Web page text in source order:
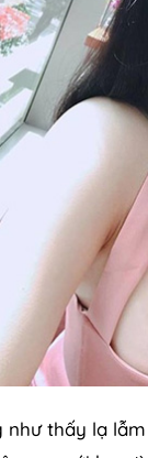
thấy lạ